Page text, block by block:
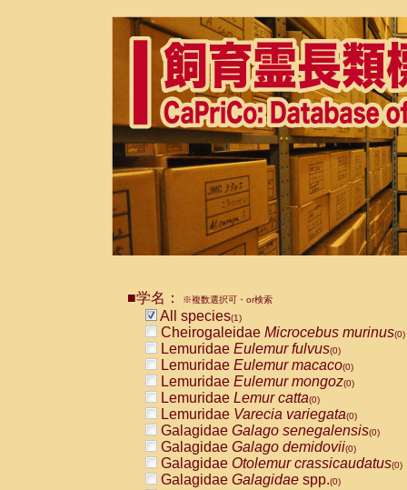
■学名： ※複数選択可・or検索
All species(1)
Cheirogaleidae Microcebus murinus(0)
Lemuridae Eulemur fulvus(0)
Lemuridae Eulemur macaco(0)
Lemuridae Eulemur mongoz(0)
Lemuridae Lemur catta(0)
Lemuridae Varecia variegata(0)
Galagidae Galago senegalensis(0)
Galagidae Galago demidovii(0)
Galagidae Otolemur crassicaudatus(0)
Galagidae Galagidae spp.(0)